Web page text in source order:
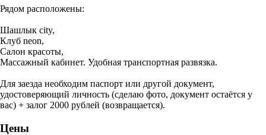
Рядом расположены:
Шашлык city,
Клуб neon,
Салон красоты,
Массажный кабинет. Удобная транспортная развязка.
Для заезда необходим паспорт или другой документ,
удостоверяющий личность (сделаю фото, документ остаётся у
вас) + залог 2000 рублей (возвращается).
Цены